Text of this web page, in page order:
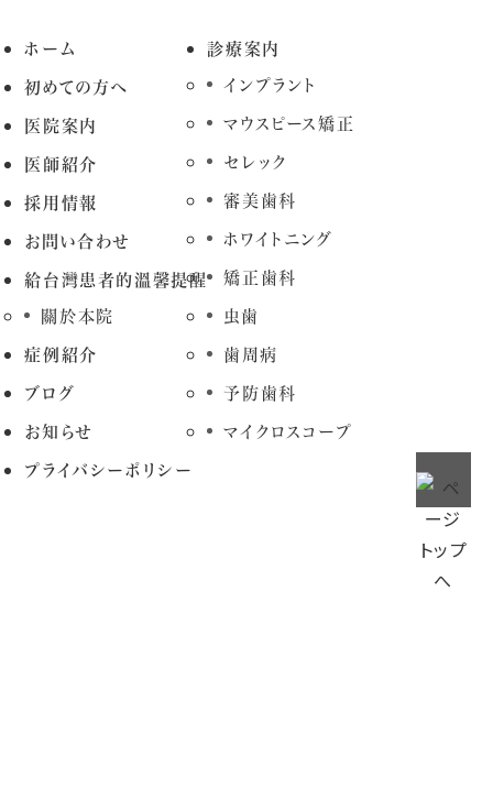
ホーム
初めての方へ
医院案内
医師紹介
採用情報
お問い合わせ
給台灣患者的溫馨提醒
關於本院
症例紹介
ブログ
お知らせ
プライバシーポリシー
診療案内
インプラント
マウスピース矯正
セレック
審美歯科
ホワイトニング
矯正歯科
虫歯
歯周病
予防歯科
マイクロスコープ